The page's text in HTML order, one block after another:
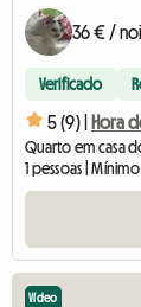
36 € /
Verificado
5 (9) |
Quarto em casa
1 pessoas |
Vídeo